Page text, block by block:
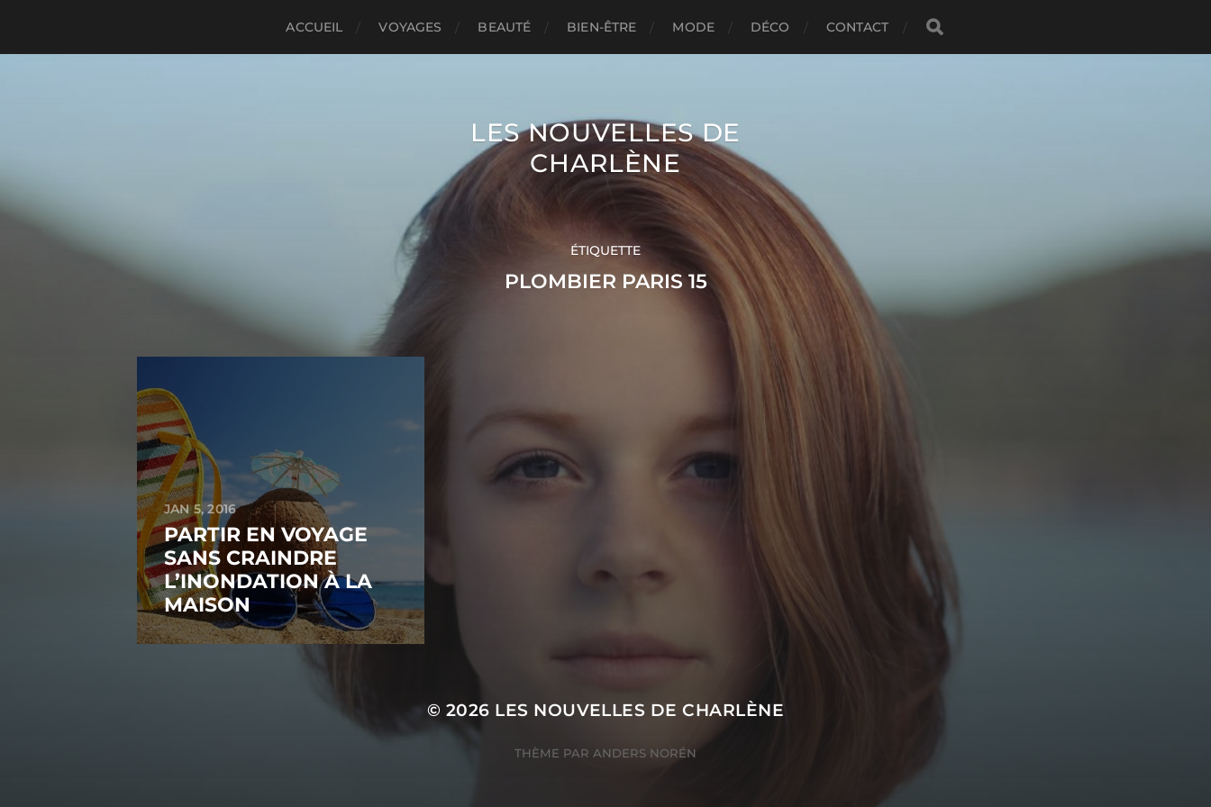
ACCUEIL VOYAGES BEAUTÉ BIEN-ÊTRE MODE DÉCO CONTACT
LES NOUVELLES DE
CHARLÈNE
ÉTIQUETTE
PLOMBIER PARIS 15
JAN 5, 2016
PARTIR EN VOYAGE
SANS CRAINDRE
L’INONDATION À LA
MAISON
© 2026 LES NOUVELLES DE CHARLÈNE
THÈME PAR ANDERS NORÉN